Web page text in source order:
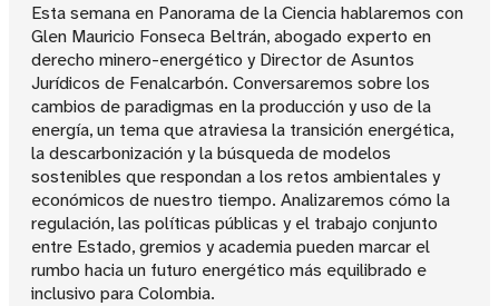
Esta semana en Panorama de la Ciencia hablaremos con
Glen Mauricio Fonseca Beltrán, abogado experto en
derecho minero-energético y Director de Asuntos
Jurídicos de Fenalcarbón. Conversaremos sobre los
cambios de paradigmas en la producción y uso de la
energía, un tema que atraviesa la transición energética,
la descarbonización y la búsqueda de modelos
sostenibles que respondan a los retos ambientales y
económicos de nuestro tiempo. Analizaremos cómo la
regulación, las políticas públicas y el trabajo conjunto
entre Estado, gremios y academia pueden marcar el
rumbo hacia un futuro energético más equilibrado e
inclusivo para Colombia.